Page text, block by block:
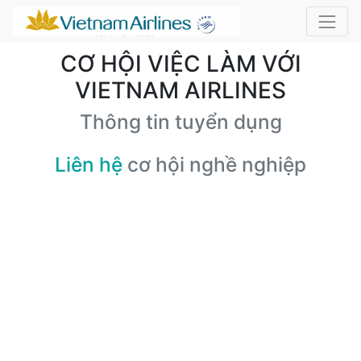
CƠ HỘI VIỆC LÀM VỚI
VIETNAM AIRLINES
Thông tin tuyển dụng
Liên hệ cơ hội nghề nghiệp